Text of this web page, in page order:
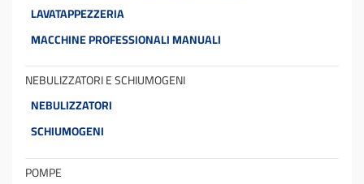
LAVATAPPEZZERIA
MACCHINE PROFESSIONALI MANUALI
NEBULIZZATORI E SCHIUMOGENI
NEBULIZZATORI
SCHIUMOGENI
POMPE